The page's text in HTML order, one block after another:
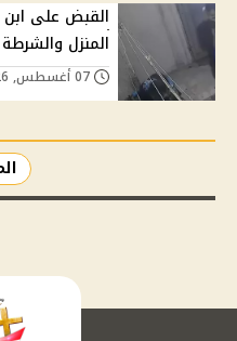
القبض على ابن
المنزل